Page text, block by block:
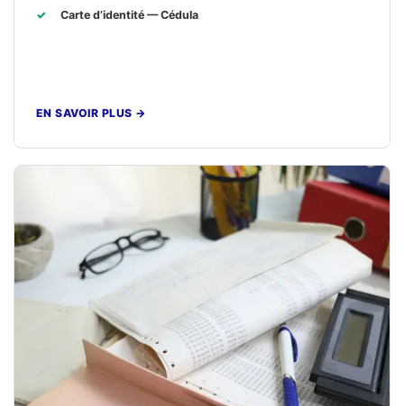
Carte d’identité — Cédula
EN SAVOIR PLUS →